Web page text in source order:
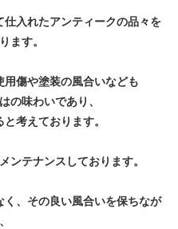
入れたアンティークの品々を
ます。
傷や塗装の風合いなども
の味わいであり、
考えております。
ンテナンスしております。
、その良い風合いを保ちなが